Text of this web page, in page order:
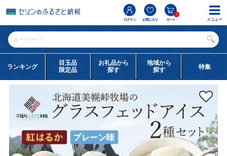
ログイン お気に入り カート
0
ランキング
目玉品
限定品
お礼品から
探す
地域から
探す
特集
メニュー